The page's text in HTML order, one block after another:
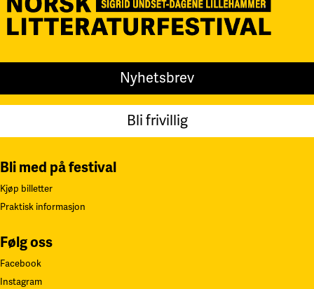
Nyhetsbrev
Bli frivillig
Bli med på festival
Kjøp billetter
Praktisk informasjon
Følg oss
Facebook
Instagram